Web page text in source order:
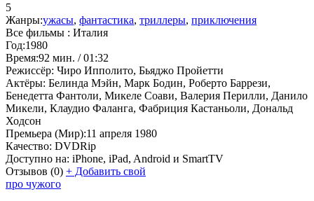
5
Жанры:ужасы, фантастика, триллеры, приключения
Все фильмы : Италия
Год:1980
Время:92 мин. / 01:32
Режиссёр: Чиро Ипполито, Бьяджо Пройетти
Актёры: Белинда Мэйн, Марк Бодин, Роберто Баррези,
Бенедетта Фантоли, Микеле Соави, Валерия Перилли, Данило
Микели, Клаудио Фаланга, Фабриция Кастаньоли, Дональд
Ходсон
Премьера (Мир):11 апреля 1980
Качество: DVDRip
Доступно на: iPhone, iPad, Android и SmartTV
Отзывов (0) + Добавить свой
про чужого